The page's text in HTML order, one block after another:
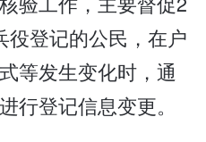
役登记的公民，在户
等发生变化时，通
行登记信息变更。